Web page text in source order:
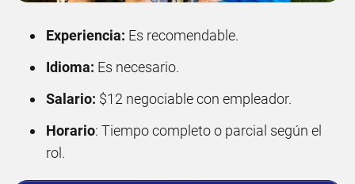
Experiencia: Es recomendable.
Idioma: Es necesario.
Salario: $12 negociable con empleador.
Horario: Tiempo completo o parcial según el
rol.